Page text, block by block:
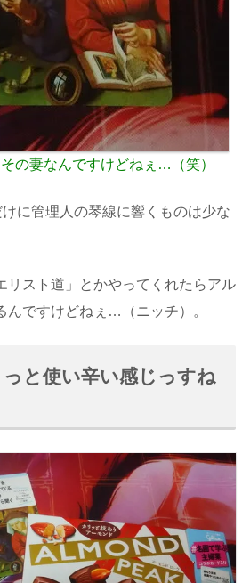
の妻なんですけどねぇ…（笑）
けに管理人の琴線に響くものは少な
リスト道」とかやってくれたらアル
んですけどねぇ…（ニッチ）。
と使い辛い感じっすね